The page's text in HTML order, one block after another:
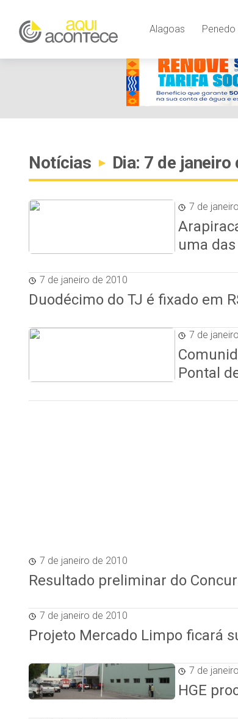
Alagoas Penedo
Notícias ▸ Dia: 7 de janeiro
7 de
uma
7 de janeiro de 2010
Duodécimo do TJ é fixado em
7 de
Pontal
7 de janeiro de 2010
Resultado preliminar do
7 de janeiro de 2010
Projeto Mercado Limpo ficará
7 de
HGE